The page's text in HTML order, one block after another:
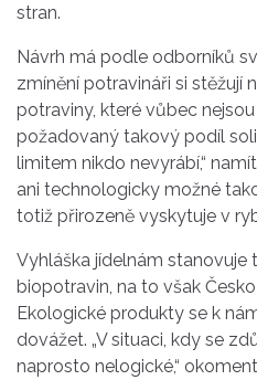
stran.
Návrh má podle odborníků
zmínění potravináři si stěžují
potraviny, které vůbec
požadovaný takový podíl
limitem nikdo nevyrábí,“
ani technologicky možné
totiž přirozeně vyskytuje v
Vyhláška jídelnám stanovuje
biopotravin, na to však
Ekologické produkty se k
dovážet. „V situaci, kdy se
naprosto nelogické,“